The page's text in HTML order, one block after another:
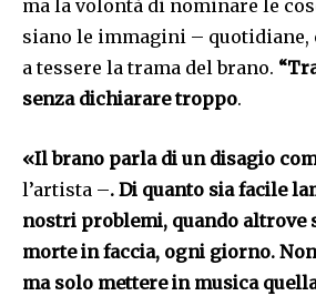
ma la volontà di nominare le
siano le immagini – quotidiane,
a tessere la trama del brano.
senza dichiarare troppo.
«Il brano parla di un disagio
l’artista –. Di quanto sia facile
nostri problemi, quando altrove
morte in faccia, ogni giorno.
ma solo mettere in musica